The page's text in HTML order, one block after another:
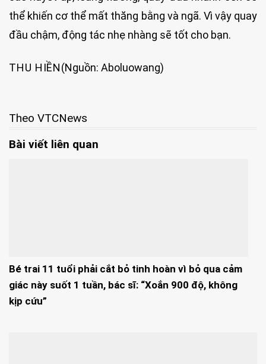
thể khiến cơ thể mất thăng bằng và ngã. Vì vậy quay
đầu chậm, động tác nhẹ nhàng sẽ tốt cho bạn.
THU HIỀN(Nguồn: Aboluowang)
Theo VTCNews
Bài viết liên quan
Bé trai 11 tuổi phải cắt bỏ tinh hoàn vì bỏ qua cảm
giác này suốt 1 tuần, bác sĩ: “Xoắn 900 độ, không
kịp cứu”